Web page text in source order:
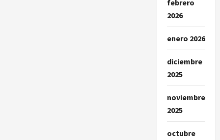
febrero
2026
enero 2026
diciembre
2025
noviembre
2025
octubre